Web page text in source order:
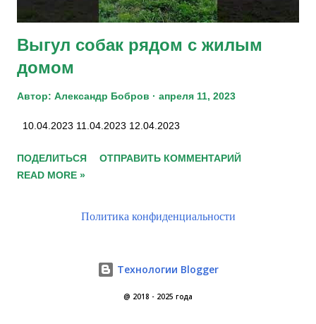
Выгул собак рядом с жилым
домом
Автор: Александр Бобров апреля 11, 2023
10.04.2023 11.04.2023 12.04.2023
ПОДЕЛИТЬСЯ
ОТПРАВИТЬ КОММЕНТАРИЙ
READ MORE »
Политика конфиденциальности
Технологии Blogger
@ 2018 - 2025 года